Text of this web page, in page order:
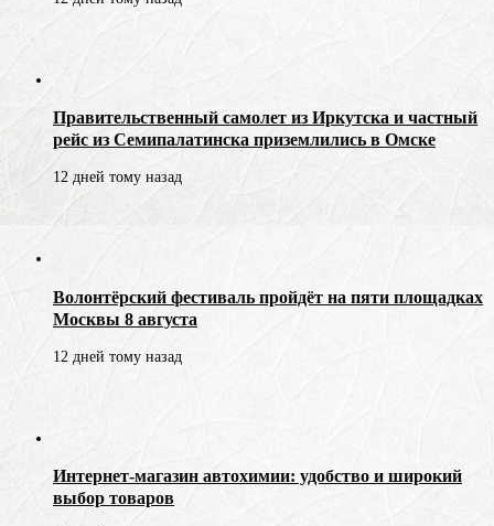
Правительственный самолет из Иркутска и частный
рейс из Семипалатинска приземлились в Омске
12 дней тому назад
Волонтёрский фестиваль пройдёт на пяти площадках
Москвы 8 августа
12 дней тому назад
Интернет-магазин автохимии: удобство и широкий
выбор товаров